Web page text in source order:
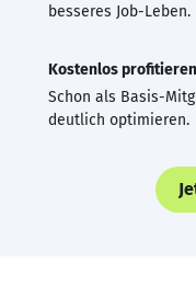
besseres Job-Leben.
Kostenlos profitieren
Schon als Basis-
deutlich optimieren.